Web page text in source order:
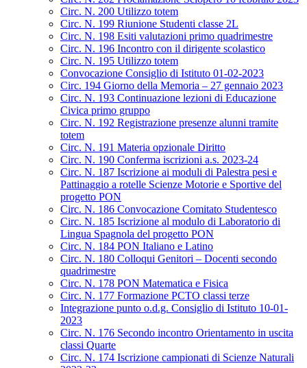
Circ. N. 200 Utilizzo totem
Circ. N. 199 Riunione Studenti classe 2L
Circ. N. 198 Esiti valutazioni primo quadrimestre
Circ. N. 196 Incontro con il dirigente scolastico
Circ. N. 195 Utilizzo totem
Convocazione Consiglio di Istituto 01-02-2023
Circ. 194 Giorno della Memoria – 27 gennaio 2023
Circ. N. 193 Continuazione lezioni di Educazione
Civica primo gruppo
Circ. N. 192 Registrazione presenze alunni tramite
totem
Circ. N. 191 Materia opzionale Diritto
Circ. N. 190 Conferma iscrizioni a.s. 2023-24
Circ. N. 187 Iscrizione ai moduli di Palestra pesi e
Pattinaggio a rotelle Scienze Motorie e Sportive del
progetto PON
Circ. N. 186 Convocazione Comitato Studentesco
Circ. N. 185 Iscrizione al modulo di Laboratorio di
Lingua Spagnola del progetto PON
Circ. N. 184 PON Italiano e Latino
Circ. N. 180 Colloqui Genitori – Docenti secondo
quadrimestre
Circ. N. 178 PON Matematica e Fisica
Circ. N. 177 Formazione PCTO classi terze
Integrazione punto o.d.g. Consiglio di Istituto 10-01-
2023
Circ. N. 176 Secondo incontro Orientamento in uscita
classi Quarte
Circ. N. 174 Iscrizione campionati di Scienze Naturali